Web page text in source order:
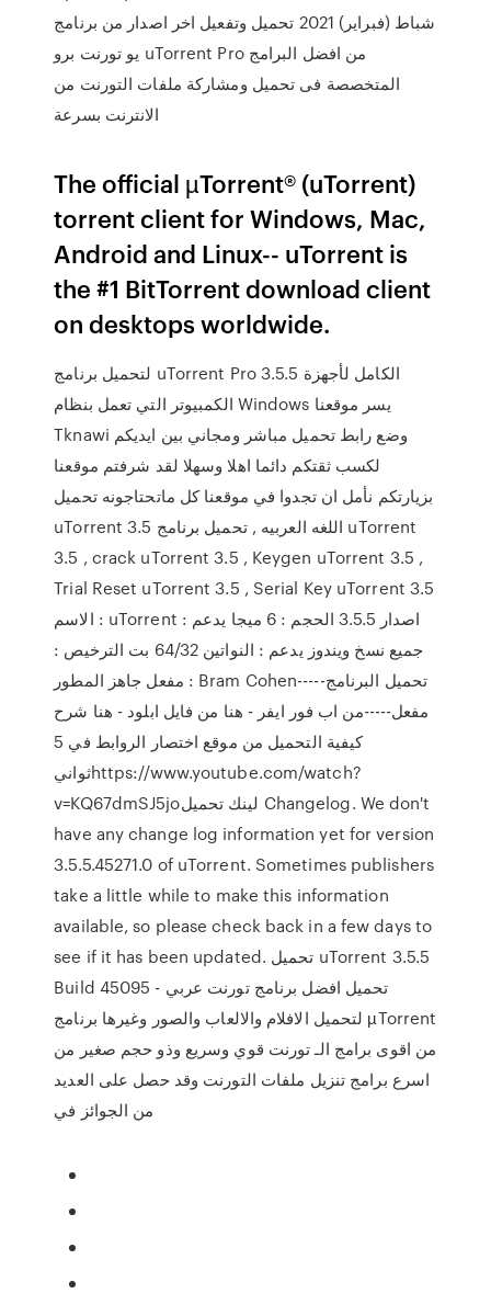
شباط (فبراير) 2021 تحميل وتفعيل اخر اصدار من برنامج
يو تورنت برو uTorrent Pro من افضل البرامج
المتخصصة فى تحميل ومشاركة ملفات التورنت من
The official µTorrent® (uTorrent)
torrent client for Windows, Mac,
Android and Linux-- uTorrent is
the #1 BitTorrent download client
on desktops worldwide.
لتحميل برنامج uTorrent Pro 3.5.5 الكامل لأجهزة
الكمبيوتر التي تعمل بنظام Windows يسر موقعنا
Tknawi وضع رابط تحميل مباشر ومجاني بين ايديكم
لكسب ثقتكم دائما اهلا وسهلا لقد شرفتم موقعنا
بزيارتكم نأمل ان تجدوا في موقعنا كل ماتحتاجونه تحميل
uTorrent 3.5 اللغه العربيه , تحميل برنامج uTorrent
3.5 , crack uTorrent 3.5 , Keygen uTorrent 3.5 ,
Trial Reset uTorrent 3.5 , Serial Key uTorrent 3.5
الاسم : uTorrent اصدار 3.5.5 الحجم : 6 ميجا يدعم :
جميع نسخ ويندوز يدعم : النواتين 64/32 بت الترخيص :
مفعل جاهز المطور : Bram Cohen-----تحميل البرنامج
مفعل-----من اب فور ايفر - هنا من فايل ابلود - هنا شرح
كيفية التحميل من موقع اختصار الروابط في 5
ثوانيhttps://www.youtube.com/watch?
v=KQ67dmSJ5joلينك تحميل Changelog. We don't
have any change log information yet for version
3.5.5.45271.0 of uTorrent. Sometimes publishers
take a little while to make this information
available, so please check back in a few days to
see if it has been updated. تحميل uTorrent 3.5.5
Build 45095 - تحميل افضل برنامج تورنت عربي
لتحميل الافلام والالعاب والصور وغيرها برنامج µTorrent
من اقوى برامج الـ تورنت قوي وسريع وذو حجم صغير من
اسرع برامج تنزيل ملفات التورنت وقد حصل على العديد
من الجوائز في